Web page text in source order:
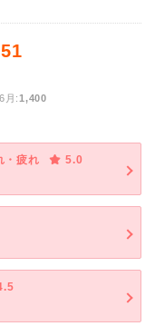
:1,400
・疲れ
5.0